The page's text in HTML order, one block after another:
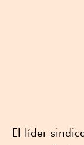
El líder